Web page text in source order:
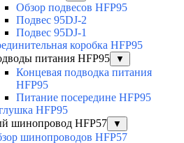
Обзор подвесов HFP95
Подвес 95DJ-2
Подвес 95DJ-1
коробка HFP95
питания HFP95
▼
Концевая подводка питания
HFP95
Питание посередине HFP95
HFP95
шинопровод HFP57
▼
шинопроводов HFP57